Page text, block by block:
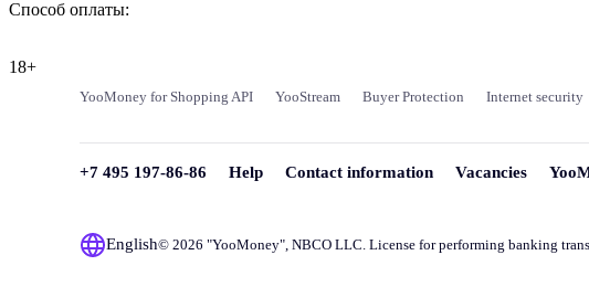
Способ оплаты:
18+
YooMoney for Shopping API YooStream Buyer Protection Internet security
+7 495 197-86-86 Help Contact information Vacancies
English© 2026 "YooMoney", NBCO LLC. License for performing banking